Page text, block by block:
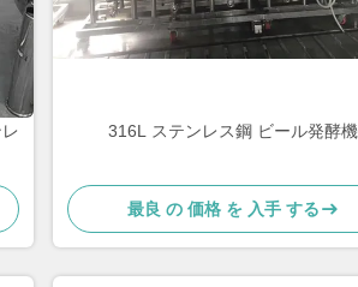
316L ステンレス鋼 ビール発酵機
最良 の 価格 を 入手 する